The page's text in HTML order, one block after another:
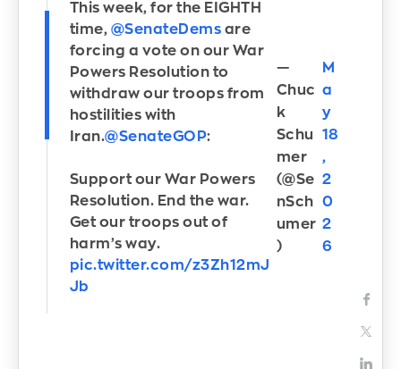
This week, for the EIGHTH
time, @SenateDems are
forcing a vote on our War
Powers Resolution to
withdraw our troops from
hostilities with
Iran.@SenateGOP:
Support our War Powers
Resolution. End the war.
Get our troops out of
harm’s way.
pic.twitter.com/z3Zh12mJ
Jb
—
Chuc
k
Schu
mer
(@Se
nSch
umer
)
M
a
y
18
,
2
0
2
6